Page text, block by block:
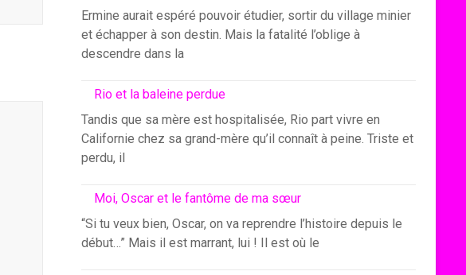
Ermine aurait espéré pouvoir étudier, sortir du village minier
et échapper à son destin. Mais la fatalité l’oblige à
descendre dans la
Rio et la baleine perdue
Tandis que sa mère est hospitalisée, Rio part vivre en
Californie chez sa grand-mère qu’il connaît à peine. Triste et
perdu, il
Moi, Oscar et le fantôme de ma sœur
“Si tu veux bien, Oscar, on va reprendre l’histoire depuis le
début…” Mais il est marrant, lui ! Il est où le